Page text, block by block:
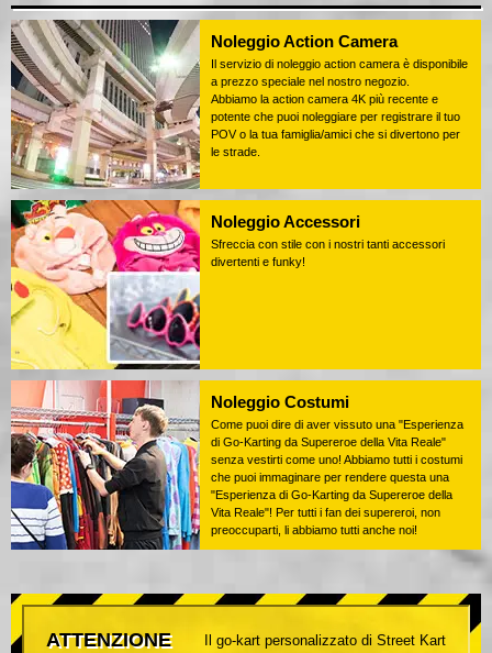
Noleggio Action Camera
Il servizio di noleggio action camera è disponibile
a prezzo speciale nel nostro negozio.
Abbiamo la action camera 4K più recente e
potente che puoi noleggiare per registrare il tuo
POV o la tua famiglia/amici che si divertono per
le strade.
Noleggio Accessori
Sfreccia con stile con i nostri tanti accessori
divertenti e funky!
Noleggio Costumi
Come puoi dire di aver vissuto una "Esperienza
di Go-Karting da Supereroe della Vita Reale"
senza vestirti come uno! Abbiamo tutti i costumi
che puoi immaginare per rendere questa una
"Esperienza di Go-Karting da Supereroe della
Vita Reale"! Per tutti i fan dei supereroi, non
preoccuparti, li abbiamo tutti anche noi!
ATTENZIONE
Il go-kart personalizzato di Street Kart